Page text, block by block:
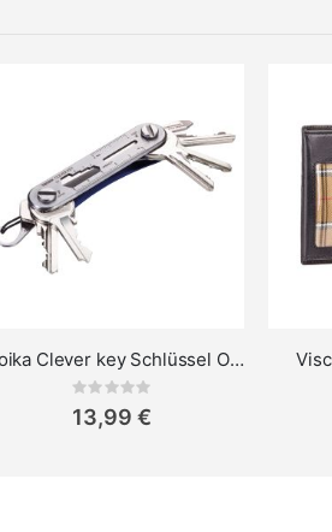
Troika Clever key Schlüssel Organizer
Rating:
13,99 €